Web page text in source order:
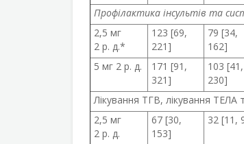
Профілактика інсультів та
2,5 мг
2 р. д.*
123 [69,
221]
79 [34,
162]
5 мг 2 р. д.
171 [91,
321]
103 [41,
230]
Лікування ТГВ, лікування
2,5 мг
2 р. д.
67 [30,
153]
32 [11,